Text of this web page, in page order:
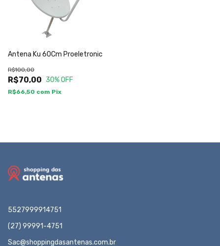
Antena Ku 60Cm Proeletronic
R$70,00
R$100,00
30% OFF
R$66,50 com Pix
5527999914751
(27) 99991-4751
Sac@shoppingdasantenas.com.br